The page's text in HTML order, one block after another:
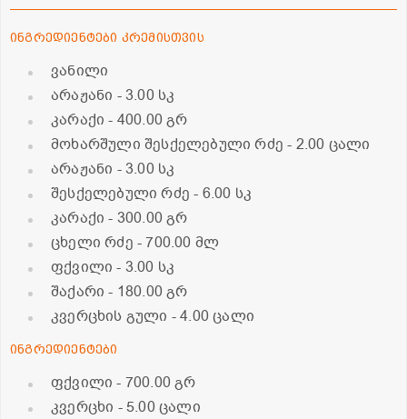
ინგრედიენტები კრემისთვის
ვანილი
არაჟანი - 3.00 სკ
კარაქი- 400.00 გრ
მოხარშული შესქელებული რძე- 2.00 ცალი
არაჟანი - 3.00 სკ
შესქელებული რძე- 6.00 სკ
კარაქი- 300.00 გრ
ცხელი რძე - 700.00 მლ
ფქვილი- 3.00 სკ
შაქარი- 180.00 გრ
კვერცხის გული - 4.00 ცალი
ინგრედიენტები
ფქვილი- 700.00 გრ
კვერცხი - 5.00 ცალი